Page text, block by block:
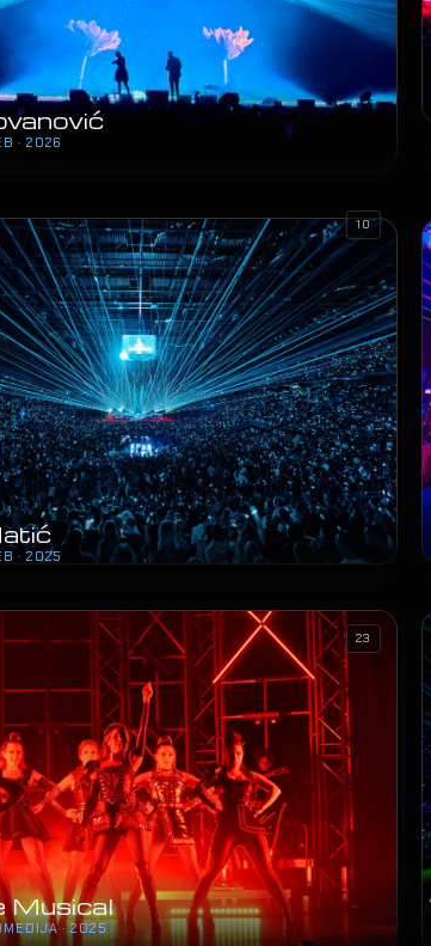
· 2026
· 2025
10
Musical
· 2025
23